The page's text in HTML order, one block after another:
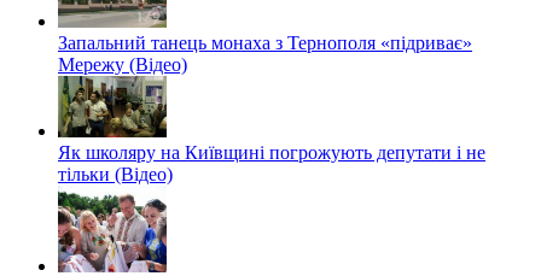
Запальний танець монаха з Тернополя «підриває»
Мережу (Відео)
Як школяру на Київщині погрожують депутати і не
тільки (Відео)